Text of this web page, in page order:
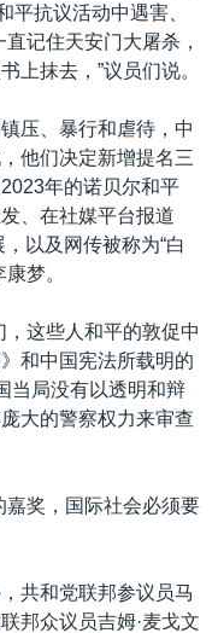
平抗议活动中遇害、
记住天安门大屠杀，
上抹去，”议员们说。
压、暴行和虐待，中
他们决定新增提名三
年的诺贝尔和平
、在社媒平台报道
以及网传被称为“白
梦。
这些人和平的敦促中
和中国宪法所载明的
当局没有以透明和辩
大的警察权力来审查
嘉奖，国际社会必须要
共和党联邦参议员马
邦众议员吉姆·麦戈文